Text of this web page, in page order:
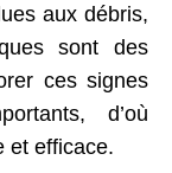
aux débris,
sont des
ces signes
d’où
et efficace.